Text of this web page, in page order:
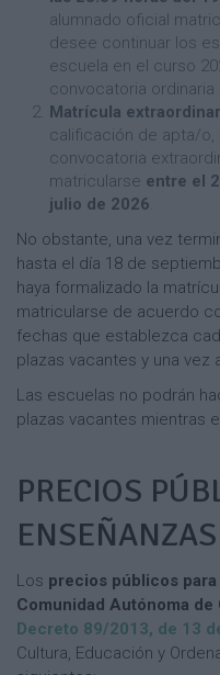
alumnado oficial
desee continuar los
escuela en el curso
convocatoria ordinaria
Matrícula
calificación de apta/
convocatoria
matricularse entre el
julio de 2026
No obstante, una vez
hasta el día 18 de
haya formalizado la
matricularse de acuerdo
fechas que establezca
plazas vacantes y una vez
Las escuelas no podrán
plazas vacantes mientras
PRECIOS
Los precios públicos
Comunidad Autónoma de
Decreto 89/2013, de 13
Cultura, Educación y